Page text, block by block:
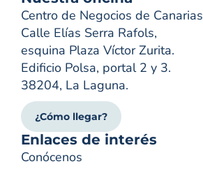
Centro de Negocios de Canarias
Calle Elías Serra Rafols,
esquina Plaza Víctor Zurita.
Edificio Polsa, portal 2 y 3.
38204, La Laguna.
¿Cómo llegar?
Enlaces de interés
Conócenos